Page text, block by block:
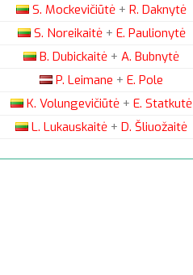
S. Mockevičiūtė + R. Daknytė
S. Noreikaitė + E. Paulionytė
B. Dubickaitė + A. Bubnytė
P. Leimane + E. Pole
K. Volungevičiūtė + E. Statkutė
L. Lukauskaitė + D. Šliuožaitė